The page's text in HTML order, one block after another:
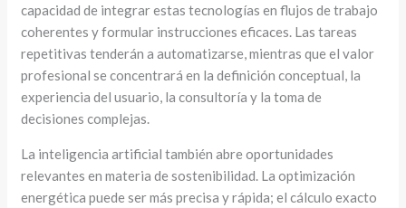
capacidad de integrar estas tecnologías en flujos de trabajo
coherentes y formular instrucciones eficaces. Las tareas
repetitivas tenderán a automatizarse, mientras que el valor
profesional se concentrará en la definición conceptual, la
experiencia del usuario, la consultoría y la toma de
decisiones complejas.
La inteligencia artificial también abre oportunidades
relevantes en materia de sostenibilidad. La optimización
energética puede ser más precisa y rápida; el cálculo exacto